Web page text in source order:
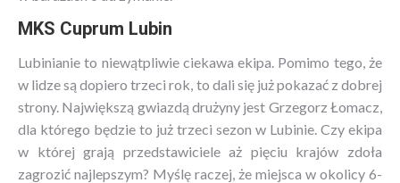
MKS Cuprum Lubin
Lubinianie to niewątpliwie ciekawa ekipa. Pomimo tego, że
w lidze są dopiero trzeci rok, to dali się już pokazać z dobrej
strony. Największą gwiazdą drużyny jest Grzegorz Łomacz,
dla którego będzie to już trzeci sezon w Lubinie. Czy ekipa
w której grają przedstawiciele aż pięciu krajów zdoła
zagrozić najlepszym? Myślę raczej, że miejsca w okolicy 6-